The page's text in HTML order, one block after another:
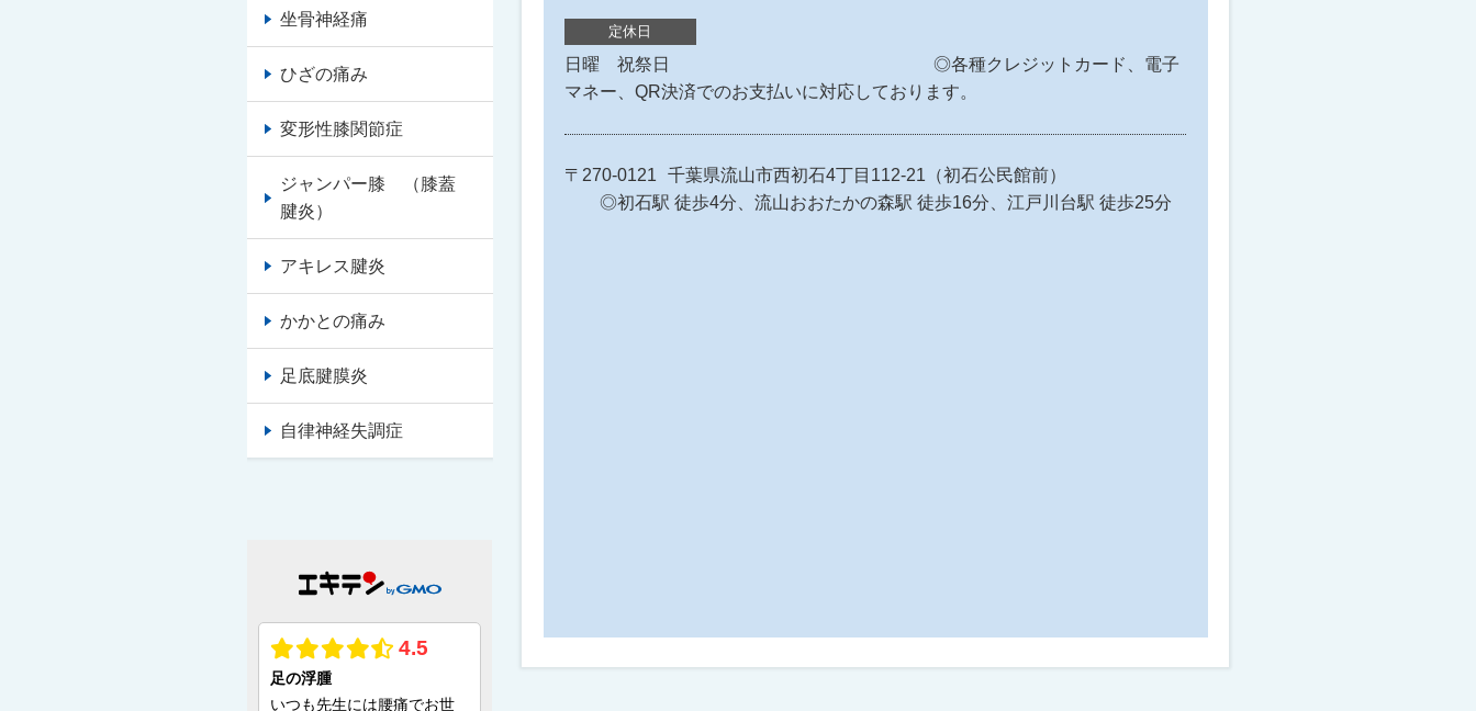
定休日
日曜 祝祭日 ◎各種クレジットカード、電子
マネー、QR決済でのお支払いに対応しております。
〒270-0121
千葉県流山市西初石4丁目112-21（初石公民館前）
◎初石駅 徒歩4分、流山おおたかの森駅 徒歩16分、江戸川台駅 徒歩25分
坐骨神経痛
ひざの痛み
変形性膝関節症
ジャンパー膝 （膝蓋
腱炎）
アキレス腱炎
かかとの痛み
足底腱膜炎
自律神経失調症